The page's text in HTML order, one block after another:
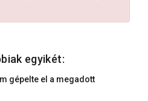
egyikét:
gépelte el a megadott